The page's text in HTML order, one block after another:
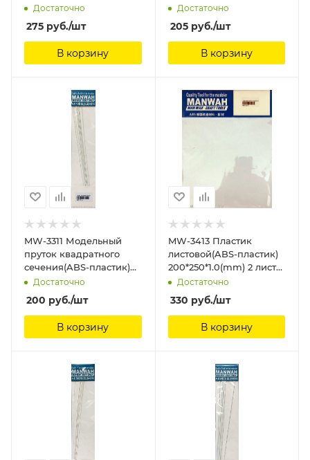
мм) (5 шт.) ManWah
Достаточно
275 руб./шт
В корзину
1.0mm*250mm 8шт
ManWah
Достаточно
205руб./шт
В корзину
MW-3311 Модельный
пруток квадратного
сечения(ABS-пластик)
1.0 мм * 250мм 8шт
ManWah
Достаточно
200 руб./шт
В корзину
MW-3413 Пластик
листовой(ABS-пластик)
200*250*1.0(mm) 2 листа
ManWah
Достаточно
330 руб./шт
В корзину